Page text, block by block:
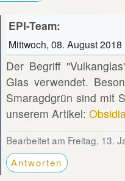
EPI-Team:
Mittwoch, 08. August 2018
Der Begriff
Glas verwendet.
Smaragdgrün sind mit
unserem Artikel:
Bearbeitet am Freitag, 13.
Antworten